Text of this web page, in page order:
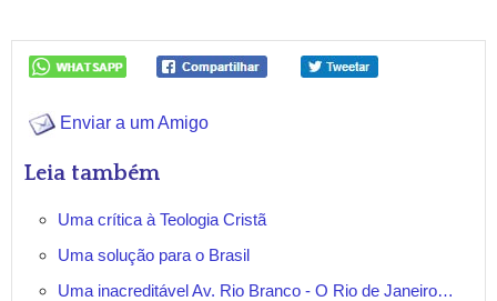
Enviar a um Amigo
Leia também
Uma crítica à Teologia Cristã
Uma solução para o Brasil
Uma inacreditável Av. Rio Branco - O Rio de Janeiro…